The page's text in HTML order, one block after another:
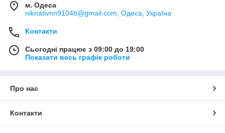
м. Одеса
niknativnn9104b@gmail.com, Одеса, Україна
Контакти
Сьогодні працює з 09:00 до 19:00
Показати весь графік роботи
Про нас
Контакти